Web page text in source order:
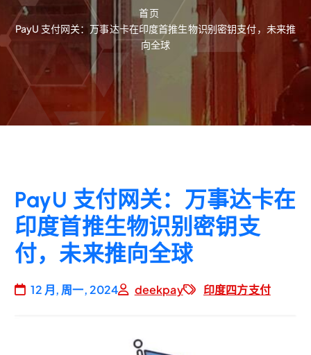
首页
PayU 支付网关：万事达卡在印度首推生物识别密钥支付，未来推
向全球
PayU 支付网关：万事达卡在
印度首推生物识别密钥支
付，未来推向全球
12 月, 周一, 2024 deekpay 印度四方支付